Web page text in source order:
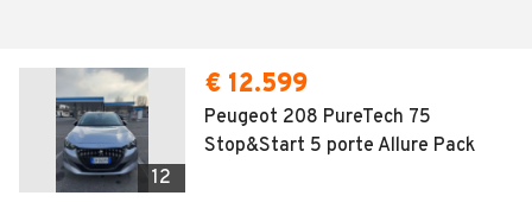
12
€ 12.599
Peugeot 208 PureTech 75
Stop&Start 5 porte Allure Pack